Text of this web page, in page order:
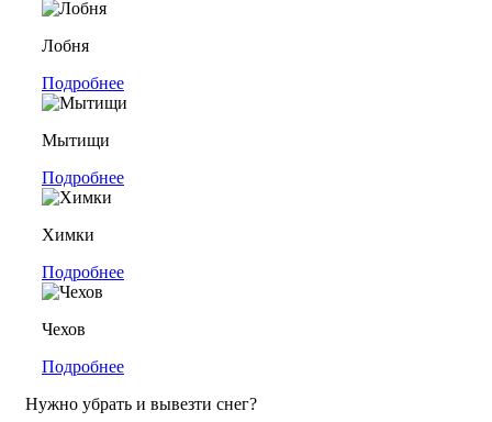
Лобня
Подробнее
Мытищи
Подробнее
Химки
Подробнее
Чехов
Подробнее
Нужно убрать и вывезти снег?